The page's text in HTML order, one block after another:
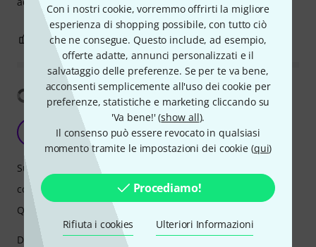
Con i nostri cookie, vorremmo offrirti la migliore
esperienza di shopping possibile, con tutto ciò
che ne consegue. Questo include, ad esempio,
offerte adatte, annunci personalizzati e il
salvataggio delle preferenze. Se per te va bene,
acconsenti semplicemente all'uso dei cookie per
preferenze, statistiche e marketing cliccando su
'Va bene!' (show all).
Il consenso può essere revocato in qualsiasi
momento tramite le impostazioni dei cookie (qui)
Procediamo!
Rifiuta i cookies Ulteriori Informazioni
0 SEGNALA UN ABUSO
Mostra traduzione
Epp, Alex 31.03.2026
Die Beyerdynamic DT 900 Pro X überzeugen durch eine
Suono
comfort
Qualità